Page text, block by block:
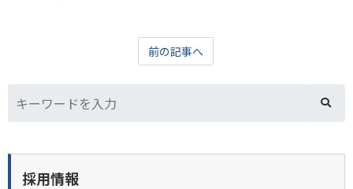
前の記事へ
採用情報